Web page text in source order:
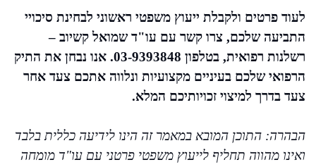
לעוד פרטים ולקבלת ייעוץ משפטי ראשוני לבחינת סיכויי
התביעה שלכם, צרו קשר עם עו"ד שמואל קשיוב –
רשלנות רפואית, בטלפון 03-9393848. אנו נבחן את התיק
הרפואי שלכם בעיניים מקצועיות ונלווה אתכם צעד אחר
צעד בדרך למיצוי זכויותיכם המלא.
הבהרה: התוכן המובא במאמר זה הינו לידיעה כללית בלבד
ואינו מהווה תחליף לייעוץ משפטי פרטני עם עו"ד מומחה